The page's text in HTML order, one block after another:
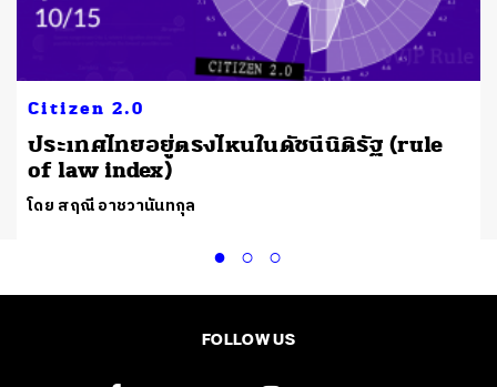
Citizen 2.0
ประเทศไทยอยู่ตรงไหนในดัชนีนิติรัฐ (rule
of law index)
โดย สฤณี อาชวานันทกุล
FOLLOW US